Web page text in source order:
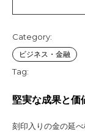
Category:
ビジネス・金融
Tag:
堅実な成果と価
刻印入りの金の延